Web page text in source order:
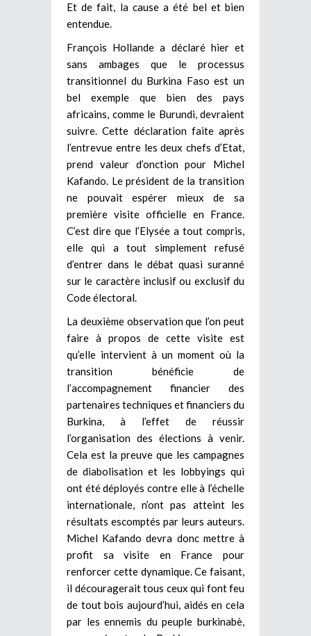
Et de fait, la cause a été bel et bien
entendue.
François Hollande a déclaré hier et
sans ambages que le processus
transitionnel du Burkina Faso est un
bel exemple que bien des pays
africains, comme le Burundi, devraient
suivre. Cette déclaration faite après
l’entrevue entre les deux chefs d’Etat,
prend valeur d’onction pour Michel
Kafando. Le président de la transition
ne pouvait espérer mieux de sa
première visite officielle en France.
C’est dire que l’Elysée a tout compris,
elle qui a tout simplement refusé
d’entrer dans le débat quasi suranné
sur le caractère inclusif ou exclusif du
Code électoral.
La deuxième observation que l’on peut
faire à propos de cette visite est
qu’elle intervient à un moment où la
transition bénéficie de
l’accompagnement financier des
partenaires techniques et financiers du
Burkina, à l’effet de réussir
l’organisation des élections à venir.
Cela est la preuve que les campagnes
de diabolisation et les lobbyings qui
ont été déployés contre elle à l’échelle
internationale, n’ont pas atteint les
résultats escomptés par leurs auteurs.
Michel Kafando devra donc mettre à
profit sa visite en France pour
renforcer cette dynamique. Ce faisant,
il découragerait tous ceux qui font feu
de tout bois aujourd’hui, aidés en cela
par les ennemis du peuple burkinabè,